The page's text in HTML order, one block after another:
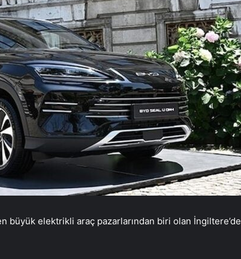
büyük elektrikli araç pazarlarından biri olan İngiltere’de